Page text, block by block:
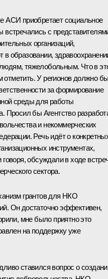
АСИ приобретает социальное
встречались с
организаций,
образовании,
тяжелобольным. Что в
У регионов должно
за формирование
среды для работы
Просил бы Агентство
и некоммерческих
Речь идёт о
инструментах,
говоря, обсуждали в ходе
сектора.
грантов для НКО
Он достаточно эффективен,
мне было приятно это
на поддержку уже
ставился вопрос о